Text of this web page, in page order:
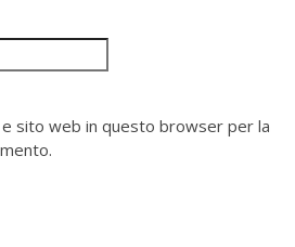
e sito web in questo browser per la